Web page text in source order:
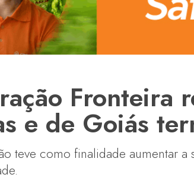
Fronteira
e de Goiás
teve como finalidade aumentar